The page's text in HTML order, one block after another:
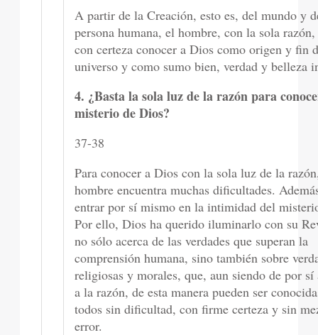
A partir de la Creación, esto es, del mundo y
persona humana, el hombre, con la sola razón,
con certeza conocer a Dios como origen y fin
universo y como sumo bien, verdad y belleza
4. ¿Basta la sola luz de la razón para
misterio de Dios?
37-38
Para conocer a Dios con la sola luz de la
hombre encuentra muchas dificultades.
entrar por sí mismo en la intimidad del
Por ello, Dios ha querido iluminarlo con su
no sólo acerca de las verdades que superan la
comprensión humana, sino también sobre
religiosas y morales, que, aun siendo de por sí
a la razón, de esta manera pueden ser
todos sin dificultad, con firme certeza y sin
error.